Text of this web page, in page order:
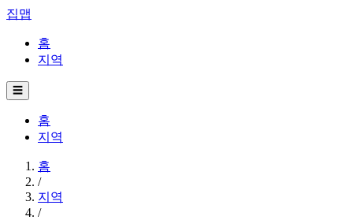
집맵
홈
지역
☰
홈
지역
홈
/
지역
/